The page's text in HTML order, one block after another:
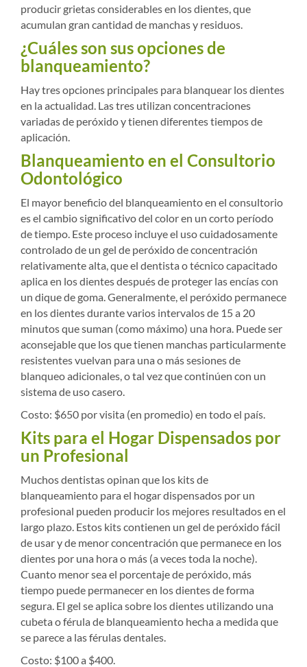
producir grietas considerables en los dientes, que
acumulan gran cantidad de manchas y residuos.
¿Cuáles son sus opciones de
blanqueamiento?
Hay tres opciones principales para blanquear los dientes
en la actualidad. Las tres utilizan concentraciones
variadas de peróxido y tienen diferentes tiempos de
aplicación.
Blanqueamiento en el Consultorio
Odontológico
El mayor beneficio del blanqueamiento en el consultorio
es el cambio significativo del color en un corto período
de tiempo. Este proceso incluye el uso cuidadosamente
controlado de un gel de peróxido de concentración
relativamente alta, que el dentista o técnico capacitado
aplica en los dientes después de proteger las encías con
un dique de goma. Generalmente, el peróxido permanece
en los dientes durante varios intervalos de 15 a 20
minutos que suman (como máximo) una hora. Puede ser
aconsejable que los que tienen manchas particularmente
resistentes vuelvan para una o más sesiones de
blanqueo adicionales, o tal vez que continúen con un
sistema de uso casero.
Costo: $650 por visita (en promedio) en todo el país.
Kits para el Hogar Dispensados por
un Profesional
Muchos dentistas opinan que los kits de
blanqueamiento para el hogar dispensados por un
profesional pueden producir los mejores resultados en el
largo plazo. Estos kits contienen un gel de peróxido fácil
de usar y de menor concentración que permanece en los
dientes por una hora o más (a veces toda la noche).
Cuanto menor sea el porcentaje de peróxido, más
tiempo puede permanecer en los dientes de forma
segura. El gel se aplica sobre los dientes utilizando una
cubeta o férula de blanqueamiento hecha a medida que
se parece a las férulas dentales.
Costo: $100 a $400.